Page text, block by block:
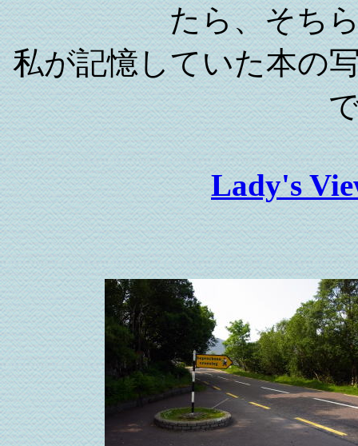
たら、そち
私が記憶していた本の
Lady's